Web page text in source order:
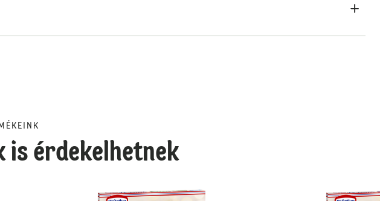
is érdekelhetnek
Ristorante Mozzarella Glutén- és laktózmentes